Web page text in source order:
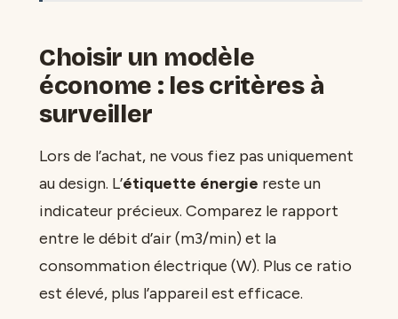
Choisir un modèle
économe : les critères à
surveiller
Lors de l’achat, ne vous fiez pas uniquement
au design. L’étiquette énergie reste un
indicateur précieux. Comparez le rapport
entre le débit d’air (m3/min) et la
consommation électrique (W). Plus ce ratio
est élevé, plus l’appareil est efficace.